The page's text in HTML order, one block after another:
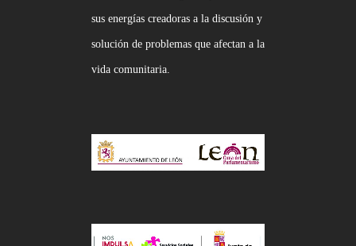
sus energías creadoras a la discusión y
solución de problemas que afectan a la
vida comunitaria.